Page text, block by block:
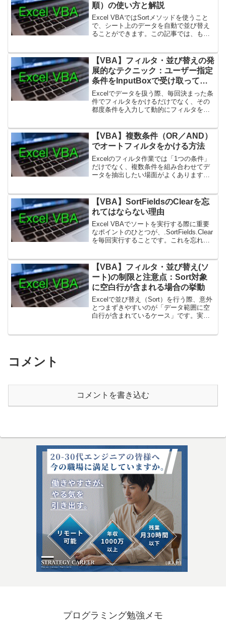
順）の使い方と解説
Excel VBAではSortメソッドを使うこと
で、シート上のデータを自動で並び替え
ることができます。この記事では、もっ
VBAで並び替えを行うときは、以下のよ
う...
【VBA】フィルタ・並び替えの発
展的なテクニック：ユーザー指定
条件をInputBoxで受け取ってフ
ィルタする方法
Excelでデータを扱う際、毎回決まった条
件でフィルタをかけるだけでなく、その
都度条件を入力して動的にフィルタをか
て、その人のデータだけを抽出したい特
定の日付を入力して、...
【VBA】複数条件（OR／AND）
でオートフィルタをかける方法
Excelのフィルタ作業では「1つの条件」
だけでなく、複数条件を組み合わせてデ
ータを抽出したい場面がよくあります。
でフィルタをかける次のような商品...
【VBA】SortFieldsのClearを忘
れてはならない理由
Excel VBAでソートを実行する際に重要
なポイントのひとつが、.SortFields.Clear
を毎回実行することです。これを忘れる
ります。以下では、その理由と具体...
【VBA】フィルタ・並び替え(ソ
ート)の制限と注意点：Sort対象
に空白行が含まれる場合の挙動
Excelで並び替え（Sort）を行う際、意外
とつまずきやすいのが「データ範囲に空
白行が含まれているケース」です。実務
コメント
コメントを書き込む
プログラミング勉強メモ